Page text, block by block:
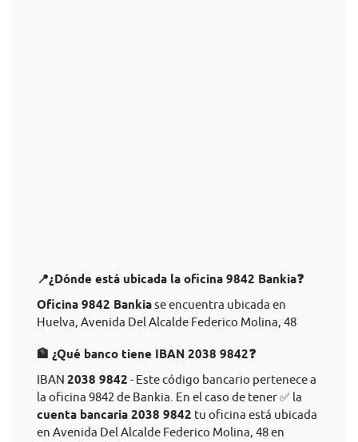
📍¿Dónde está ubicada la oficina 9842 Bankia❓
Oficina 9842 Bankiase encuentra ubicada en
Huelva, Avenida Del Alcalde Federico Molina, 48
🏦 ¿Qué banco tiene IBAN 2038 9842❓
IBAN 2038 9842 - Este código bancario pertenece a
la oficina 9842 de Bankia. En el caso de tener ✅ la
cuenta bancaria 2038 9842 tu oficina está ubicada
en Avenida Del Alcalde Federico Molina, 48 en